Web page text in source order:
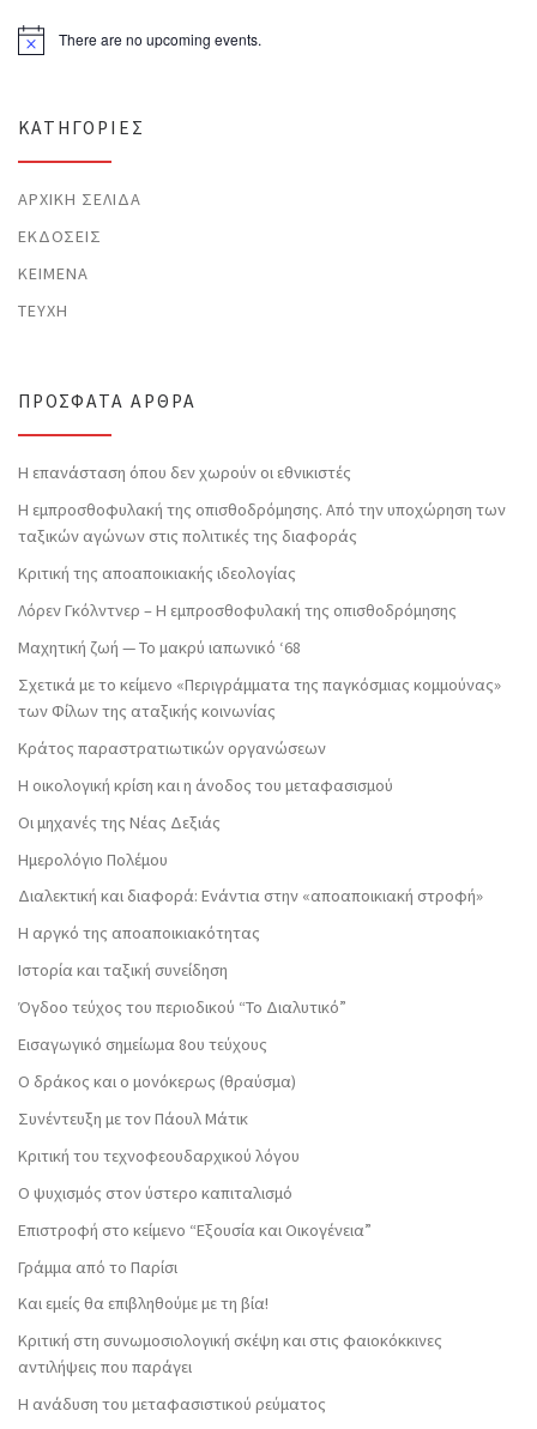
N
c
There are no upcoming events.
KΑΤΗΓΟΡΊΕΣ
ΑΡΧΙΚΉ ΣΕΛΊΔΑ
ΕΚΔΌΣΕΙΣ
ΚΕΊΜΕΝΑ
ΤΕΎΧΗ
ΠΡΌΣΦΑΤΑ ΆΡΘΡΑ
Η επανάσταση όπου δεν χωρούν οι εθνικιστές
Η εμπροσθοφυλακή της οπισθοδρόμησης. Από την υποχώρηση των
ταξικών αγώνων στις πολιτικές της διαφοράς
Κριτική της αποαποικιακής ιδεολογίας
Λόρεν Γκόλντνερ – Η εμπροσθοφυλακή της οπισθοδρόμησης
Μαχητική ζωή — Το μακρύ ιαπωνικό ‘68
Σχετικά με το κείμενο «Περιγράμματα της παγκόσμιας κομμούνας»
των Φίλων της αταξικής κοινωνίας
Κράτος παραστρατιωτικών οργανώσεων
Η οικολογική κρίση και η άνοδος του μεταφασισμού
Οι μηχανές της Νέας Δεξιάς
Ημερολόγιο Πολέμου
Διαλεκτική και διαφορά: Ενάντια στην «αποαποικιακή στροφή»
Η αργκό της αποαποικιακότητας
Ιστορία και ταξική συνείδηση
Όγδοο τεύχος του περιοδικού “Το Διαλυτικό”
Εισαγωγικό σημείωμα 8ου τεύχους
Ο δράκος και ο μονόκερως (θραύσμα)
Συνέντευξη με τον Πάουλ Μάτικ
Κριτική του τεχνοφεουδαρχικού λόγου
Ο ψυχισμός στον ύστερο καπιταλισμό
Επιστροφή στο κείμενο “Εξουσία και Οικογένεια”
Γράμμα από το Παρίσι
Και εμείς θα επιβληθούμε με τη βία!
Κριτική στη συνωμοσιολογική σκέψη και στις φαιοκόκκινες
αντιλήψεις που παράγει
Η ανάδυση του μεταφασιστικού ρεύματος